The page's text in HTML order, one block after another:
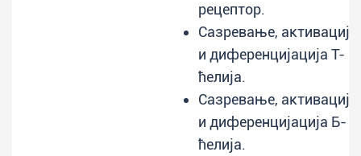
рецептор.
Сазревање, активација
и диференцијација Т-
ћелија.
Сазревање, активација
и диференцијација Б-
ћелија.